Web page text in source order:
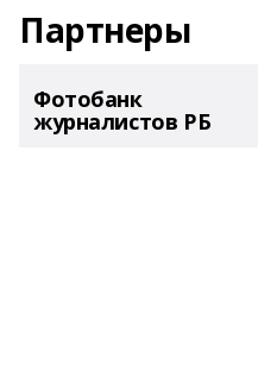
Партнеры
Фотобанк
журналистов РБ